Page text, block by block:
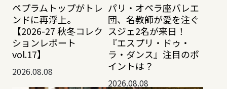
ペプラムトップがトレ
ンドに再浮上。
【2026-27 秋冬コレク
ションレポート
vol.17】
2026.08.08
パリ・オペラ座バレエ
団、名教師が愛を注ぐ
スジェ2名が来日！
『エスプリ・ドゥ・
ラ・ダンス』注目のポ
イントは？
2026.08.08